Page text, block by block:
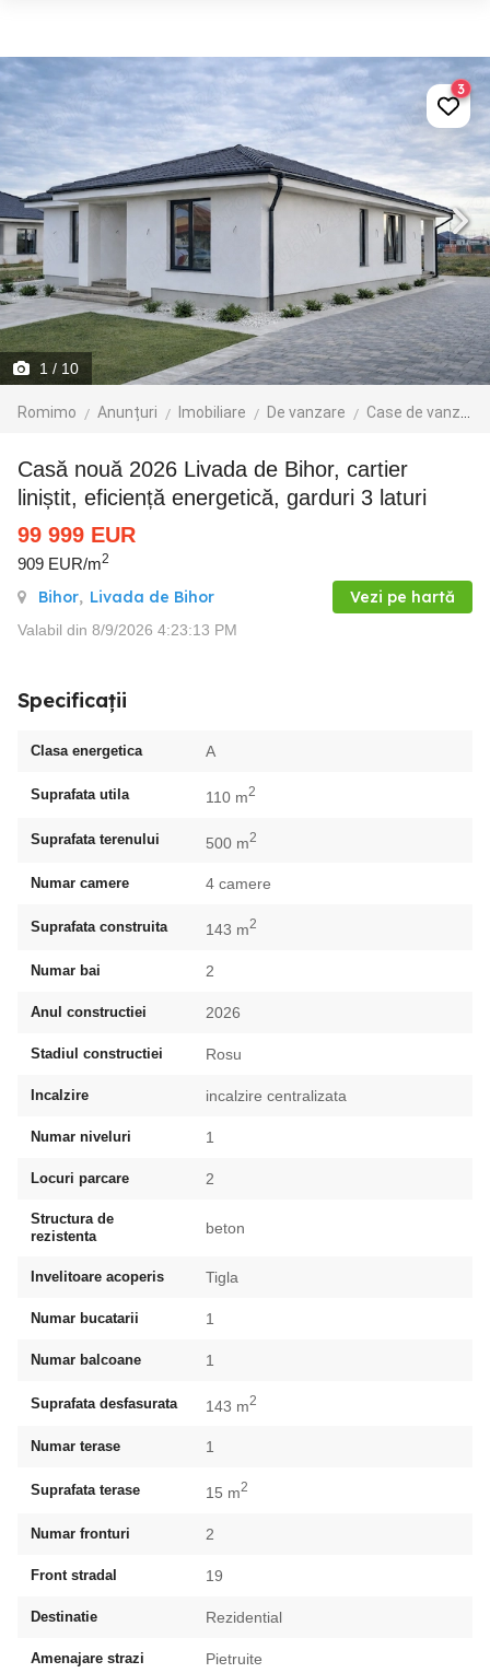
1 / 10
Romimo Anunțuri Imobiliare De vanzare Case de vanzare
3
Casă nouă 2026 Livada de Bihor, cartier
liniștit, eficiență energetică, garduri 3 laturi
99 999 EUR
909 EUR/m2
Bihor, Livada de Bihor Vezi pe hartă
Valabil din 8/9/2026 4:23:13 PM
Specificații
Clasa energetica A
Suprafata utila 110 m2
Suprafata terenului 500 m2
Numar camere 4 camere
Suprafata construita 143 m2
Numar bai 2
Anul constructiei 2026
Stadiul constructiei Rosu
Incalzire incalzire centralizata
Numar niveluri 1
Locuri parcare 2
Structura de
rezistenta
beton
Invelitoare acoperis Tigla
Numar bucatarii 1
Numar balcoane 1
Suprafata desfasurata 143 m2
Numar terase 1
Suprafata terase 15 m2
Numar fronturi 2
Front stradal 19
Destinatie Rezidential
Amenajare strazi Pietruite